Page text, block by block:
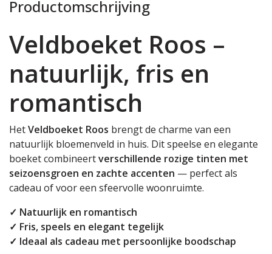
Productomschrijving
Veldboeket Roos –
natuurlijk, fris en
romantisch
HetVeldboeket Roos brengt de charme van een
natuurlijk bloemenveld in huis. Dit speelse en elegante
boeket combineertverschillende rozige tinten met
seizoensgroen en zachte accenten — perfect als
cadeau of voor een sfeervolle woonruimte.
✓ Natuurlijk en romantisch
✓ Fris, speels en elegant tegelijk
✓ Ideaal als cadeau met persoonlijke boodschap